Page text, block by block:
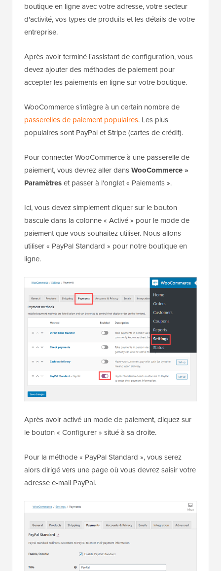
boutique en ligne avec votre adresse, votre secteur
d'activité, vos types de produits et les détails de votre
entreprise.
Après avoir terminé l'assistant de configuration, vous
devez ajouter des méthodes de paiement pour
accepter les paiements en ligne sur votre boutique.
WooCommerce s'intègre à un certain nombre de
passerelles de paiement populaires. Les plus
populaires sont PayPal et Stripe (cartes de crédit).
Pour connecter WooCommerce à une passerelle de
paiement, vous devrez aller dansWooCommerce »
Paramètreset passer à l'onglet « Paiements ».
Ici, vous devez simplement cliquer sur le bouton
bascule dans la colonne « Activé » pour le mode de
paiement que vous souhaitez utiliser. Nous allons
utiliser « PayPal Standard » pour notre boutique en
ligne.
Après avoir activé un mode de paiement, cliquez sur
le bouton « Configurer » situé à sa droite.
Pour la méthode « PayPal Standard », vous serez
alors dirigé vers une page où vous devrez saisir votre
adresse e-mail PayPal.